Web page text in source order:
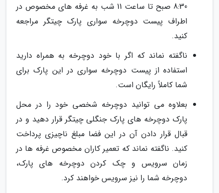
8:30 صبح تا ساعت 11 شب به غرفه های مخصوص در
اطراف پیست دوچرخه سواری پارک چیتگر مراجعه
کنید.
ناگفته نماند که اگر با خود دوچرخه به همراه دارید
استفاده از پیست دوچرخه سواری در این پارک برای
شما کاملاً رایگان است.
بعلاوه می توانید دوچرخه شخصی خود را در محل
پارک دوچرخه های پارک جنگلی چیتگر قرار دهید و در
قبال قرار دادن آن در این فضا مبلغ ناچیزی پرداخت
کنید. ناگفته نماند که تعمیر کاران مخصوص غرفه ها در
زمان سرویس و چک کردن دوچرخه های پارک،
دوچرخه شما را نیز سرویس خواهند کرد.